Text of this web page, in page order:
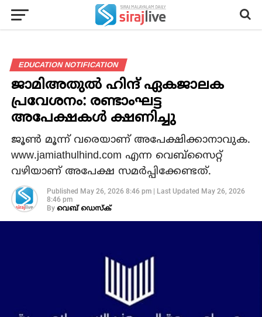
EDUCATION NOTIFICATION
ജാമിഅതുല്‍ ഹിന്ദ് ഏകജാലക
പ്രവേശനം: രണ്ടാംഘട്ട
അപേക്ഷകള്‍ ക്ഷണിച്ചു
ജൂണ്‍ മൂന്ന് വരെയാണ് അപേക്ഷിക്കാനാവുക.
www.jamiathulhind.com എന്ന വെബ്സൈറ്റ്
വഴിയാണ് അപേക്ഷ സമര്‍പ്പിക്കേണ്ടത്.
Published May 26, 2026 8:46 pm| Last Updated May 26, 2026
8:46 pm
By വെബ് ഡെസ്‌ക്